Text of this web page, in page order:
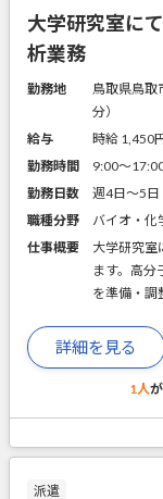
大学研究室に
析業務
勤務地
鳥取県鳥取
分）
給与
時給 1,450
勤務時間
9:00～
勤務日数
週4日～5日
職種分野
バイオ・化
仕事概要
大学研究室
ます。高分
を準備・調
詳細を見る
1人
派遣